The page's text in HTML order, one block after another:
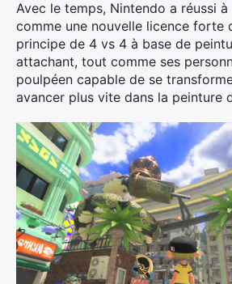
Avec le temps, Nintendo a réussi
comme une nouvelle licence forte
principe de 4 vs 4 à base de
attachant, tout comme ses
poulpéen capable de se
avancer plus vite dans la peinture